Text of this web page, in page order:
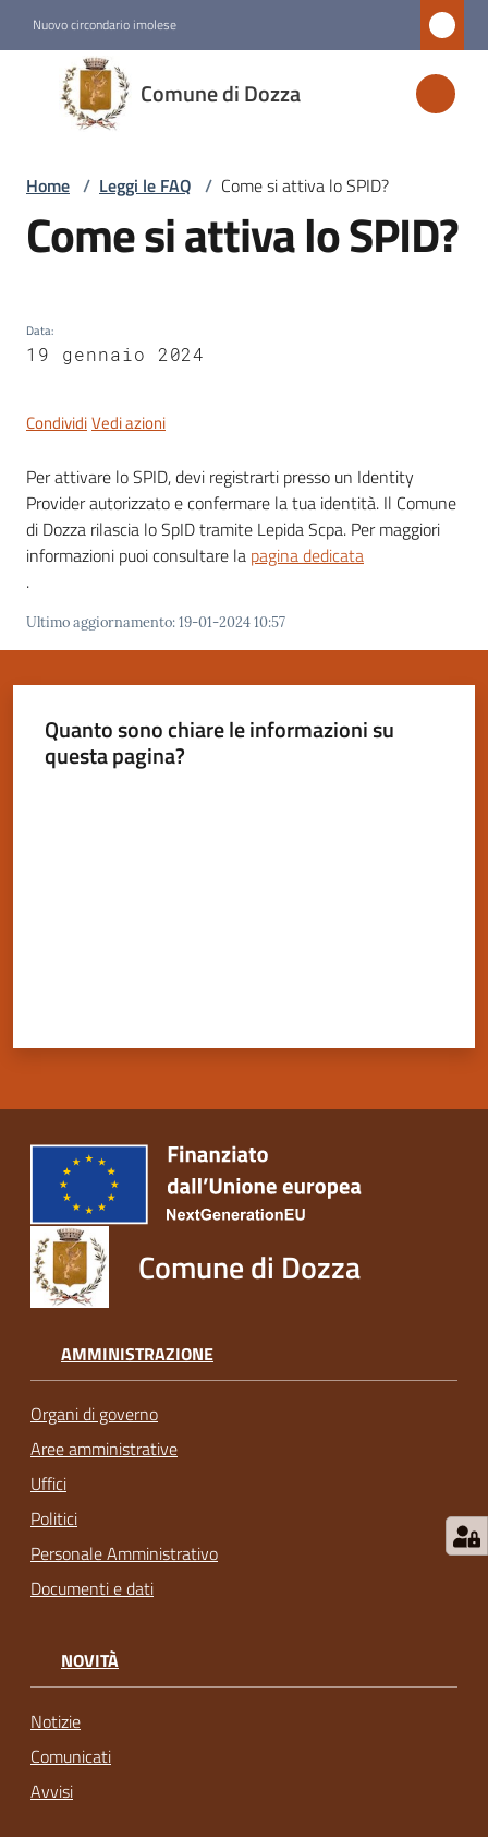
Nuovo circondario imolese
Comune di Dozza
Comune
di
Dozza
Amministrazione
Servizi
Vivere
Dozza
line
Tutti
argomenti
Home / Leggi le FAQ / Come si attiva lo SPID?
Salta al contenuto
Come si attiva lo SPID?
Data:
19 gennaio 2024
CondividiVedi azioni
Per attivare lo SPID, devi registrarti presso un Identity
Provider autorizzato e confermare la tua identità. Il Comune
di Dozza rilascia lo SpID tramite Lepida Scpa. Per maggiori
informazioni puoi consultare la pagina dedicata
.
Ultimo aggiornamento:19-01-2024 10:57
Quanto sono chiare le informazioni su
questa pagina?
Comune di Dozza
AMMINISTRAZIONE
Organi di governo
Aree amministrative
Uffici
Politici
Personale Amministrativo
Documenti e dati
NOVITÀ
Notizie
Comunicati
Avvisi